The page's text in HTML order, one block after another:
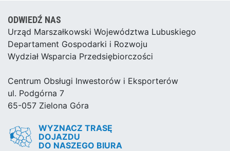
ODWIEDŹ NAS
Urząd Marszałkowski Województwa Lubuskiego
Departament Gospodarki i Rozwoju
Wydział Wsparcia Przedsiębiorczości
Centrum Obsługi Inwestorów i Eksporterów
ul. Podgórna 7
65-057 Zielona Góra
WYZNACZ TRASĘ
DOJAZDU
DO NASZEGO BIURA